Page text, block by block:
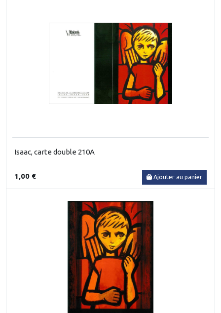
Isaac, carte double 210A
1,00 € Ajouter au panier